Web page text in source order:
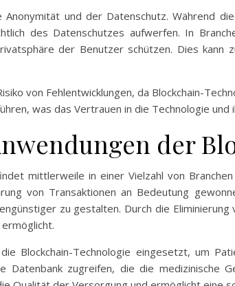
und der Datenschutz. Während
des Datenschutzes aufwerfen. In
der Benutzer schützen. Dies kann
von Fehlentwicklungen, da Blockchain-
was das Vertrauen in die Technologie und
der
mittlerweile in einer Vielzahl von
von Transaktionen an Bedeutung
zu gestalten. Durch die
Blockchain-Technologie eingesetzt, um
Datenbank zugreifen, die die medizinische